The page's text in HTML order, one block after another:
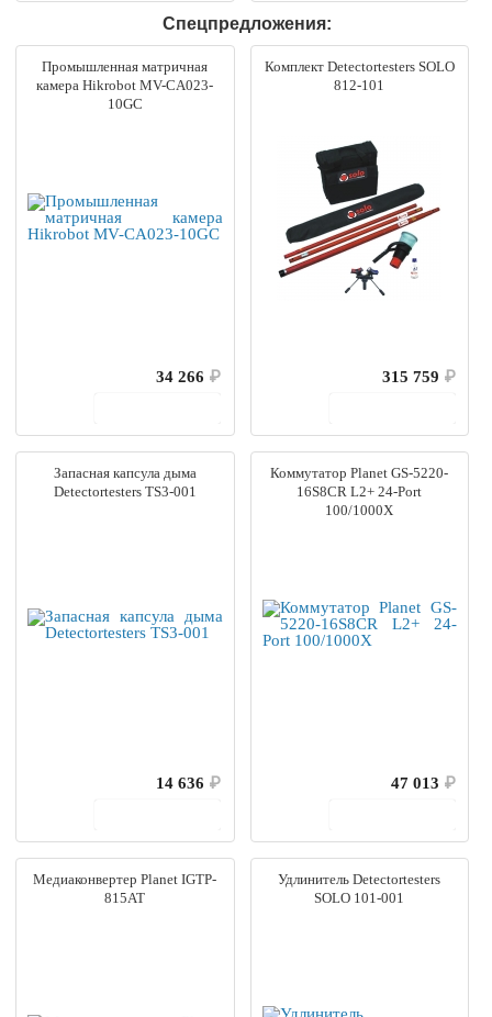
Спецпредложения:
Промышленная матричная
камера Hikrobot MV-CA023-
10GC
34 266 ₽
Комплект Detectortesters SOLO
812-101
315 759 ₽
Запасная капсула дыма
Detectortesters TS3-001
14 636 ₽
Коммутатор Planet GS-5220-
16S8CR L2+ 24-Port
100/1000X
47 013 ₽
Медиаконвертер Planet IGTP-
815AT
Удлинитель Detectortesters
SOLO 101-001